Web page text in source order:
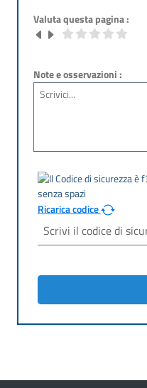
Valuta questa pagina :
Note e osservazioni :
Ricarica codice